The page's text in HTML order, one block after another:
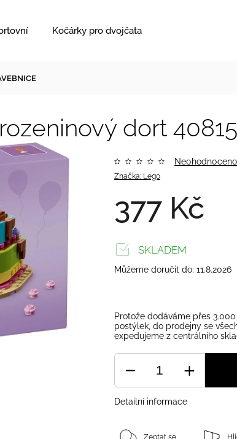
Kočárky pro dvojčata
dort
Značka: Lego
Neohodnoceno
377 Kč
SKLADEM
Můžeme doručit do: 11.8.2026
Protože dodáváme přes
postýlek, do prodejny se
expedujeme z centrálního
Detailní informace
Zeptat se